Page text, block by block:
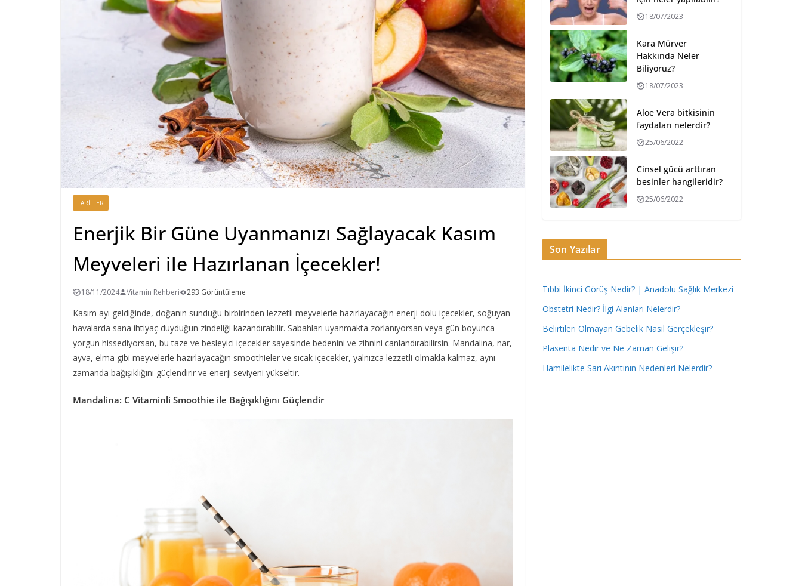
TARIFLER
Enerjik Bir Güne Uyanmanızı Sağlayacak Kasım
Meyveleri ile Hazırlanan İçecekler!
18/11/2024 Vitamin Rehberi 293 Görüntüleme
Kasım ayı geldiğinde, doğanın sunduğu birbirinden lezzetli meyvelerle hazırlayacağın enerji dolu içecekler, soğuyan
havalarda sana ihtiyaç duyduğun zindeliği kazandırabilir. Sabahları uyanmakta zorlanıyorsan veya gün boyunca
yorgun hissediyorsan, bu taze ve besleyici içecekler sayesinde bedenini ve zihnini canlandırabilirsin. Mandalina, nar,
ayva, elma gibi meyvelerle hazırlayacağın smoothieler ve sıcak içecekler, yalnızca lezzetli olmakla kalmaz, aynı
zamanda bağışıklığını güçlendirir ve enerji seviyeni yükseltir.
Mandalina: C Vitaminli Smoothie ile Bağışıklığını Güçlendir
18/07/2023
Kara Mürver
Hakkında Neler
Biliyoruz?
18/07/2023
Aloe Vera bitkisinin
faydaları nelerdir?
25/06/2022
Cinsel gücü arttıran
besinler hangileridir?
25/06/2022
Son Yazılar
Tıbbi İkinci Görüş Nedir? | Anadolu Sağlık Merkezi
Obstetri Nedir? İlgi Alanları Nelerdir?
Belirtileri Olmayan Gebelik Nasıl Gerçekleşir?
Plasenta Nedir ve Ne Zaman Gelişir?
Hamilelikte Sarı Akıntının Nedenleri Nelerdir?